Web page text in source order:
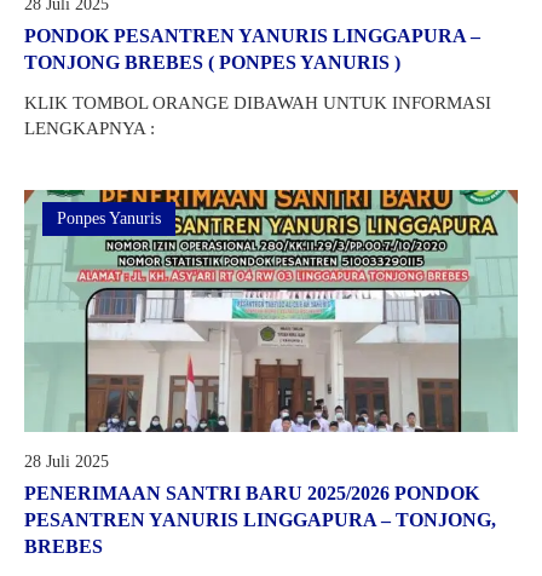
GTK
28 Juli 2025
PONDOK PESANTREN YANURIS LINGGAPURA –
TONJONG BREBES ( PONPES YANURIS )
KLIK TOMBOL ORANGE DIBAWAH UNTUK INFORMASI
LENGKAPNYA :
Ponpes Yanuris
28 Juli 2025
PENERIMAAN SANTRI BARU 2025/2026 PONDOK
PESANTREN YANURIS LINGGAPURA – TONJONG,
BREBES